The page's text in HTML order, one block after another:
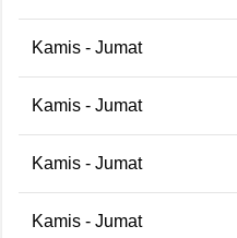
Kamis - Jumat
Kamis - Jumat
Kamis - Jumat
Kamis - Jumat